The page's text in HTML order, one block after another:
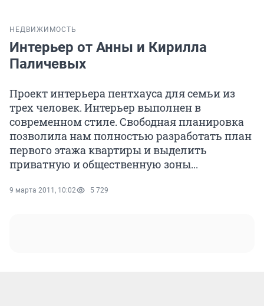
НЕДВИЖИМОСТЬ
Интерьер от Анны и Кирилла
Паличевых
Проект интерьера пентхауса для семьи из
трех человек. Интерьер выполнен в
современном стиле. Свободная планировка
позволила нам полностью разработать план
первого этажа квартиры и выделить
приватную и общественную зоны...
9 марта 2011, 10:02 5 729